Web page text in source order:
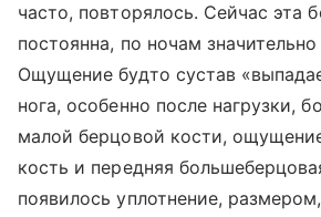
часто, повторялось. Сейчас эта
постоянна, по ночам значительно
Ощущение будто сустав
нога, особенно после нагрузки,
малой берцовой кости,
кость и передняя
появилось уплотнение,